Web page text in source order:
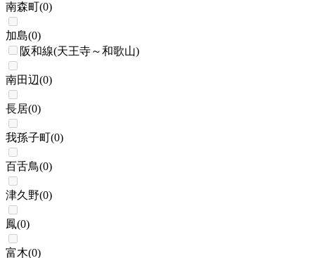
南森町(0)
加島(0)
阪和線(天王寺～和歌山)
南田辺(0)
長居(0)
我孫子町(0)
百舌鳥(0)
津久野(0)
鳳(0)
富木(0)